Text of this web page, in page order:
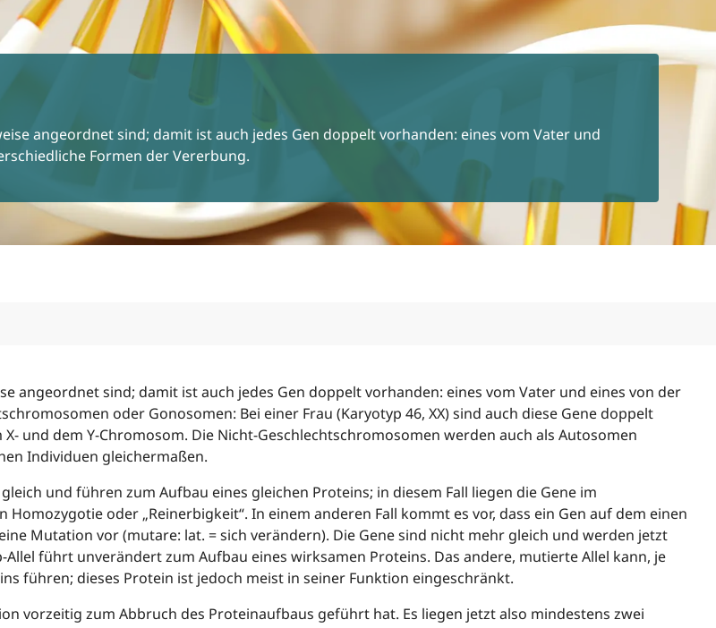
angeordnet sind; damit ist auch jedes Gen doppelt vorhanden: eines vom Vater und
Formen der Vererbung.
angeordnet sind; damit ist auch jedes Gen doppelt vorhanden: eines vom Vater und eines von der
oder Gonosomen: Bei einer Frau (Karyotyp 46, XX) sind auch diese Gene doppelt
und dem Y-Chromosom. Die Nicht-Geschlechtschromosomen werden auch als Autosomen
Individuen gleichermaßen.
und führen zum Aufbau eines gleichen Proteins; in diesem Fall liegen die Gene im
oder „Reinerbigkeit“. In einem anderen Fall kommt es vor, dass ein Gen auf dem einen
Mutation vor (mutare: lat. = sich verändern). Die Gene sind nicht mehr gleich und werden jetzt
führt unverändert zum Aufbau eines wirksamen Proteins. Das andere, mutierte Allel kann, je
führen; dieses Protein ist jedoch meist in seiner Funktion eingeschränkt.
vorzeitig zum Abbruch des Proteinaufbaus geführt hat. Es liegen jetzt also mindestens zwei